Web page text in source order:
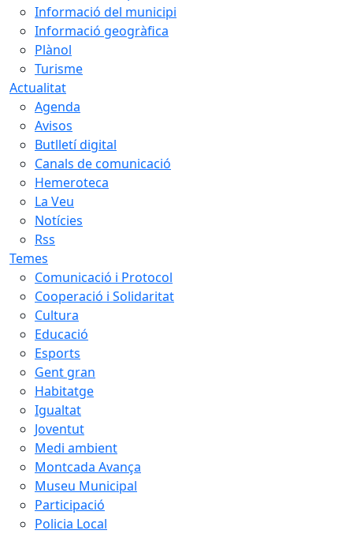
Informació del municipi
Informació geogràfica
Plànol
Turisme
Actualitat
Agenda
Avisos
Butlletí digital
Canals de comunicació
Hemeroteca
La Veu
Notícies
Rss
Temes
Comunicació i Protocol
Cooperació i Solidaritat
Cultura
Educació
Esports
Gent gran
Habitatge
Igualtat
Joventut
Medi ambient
Montcada Avança
Museu Municipal
Participació
Policia Local